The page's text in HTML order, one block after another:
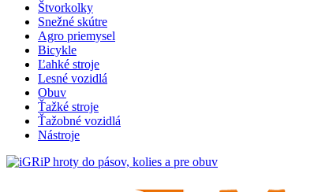
Štvorkolky
Snežné skútre
Agro priemysel
Bicykle
Ľahké stroje
Lesné vozidlá
Obuv
Ťažké stroje
Ťažobné vozidlá
Nástroje